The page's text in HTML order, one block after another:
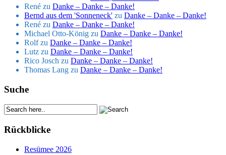
René zu Danke – Danke – Danke!
Bernd aus dem 'Sonneneck' zu Danke – Danke – Danke!
René zu Danke – Danke – Danke!
Michael Otto-König zu Danke – Danke – Danke!
Rolfzu Danke – Danke – Danke!
Lutz zu Danke – Danke – Danke!
Rico Josch zu Danke – Danke – Danke!
Thomas Lang zu Danke – Danke – Danke!
Suche
Rückblicke
Resümee 2026